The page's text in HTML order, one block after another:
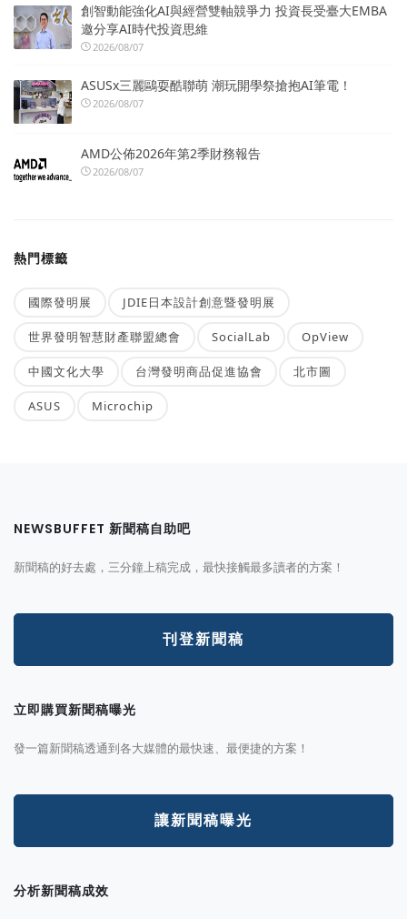
創智動能強化AI與經營雙軸競爭力 投資長受臺大EMBA
邀分享AI時代投資思維
2026/08/07
ASUSx三麗鷗耍酷聯萌 潮玩開學祭搶抱AI筆電！
2026/08/07
AMD公佈2026年第2季財務報告
2026/08/07
熱門標籤
國際發明展 JDIE日本設計創意暨發明展
世界發明智慧財產聯盟總會 SocialLab OpView
中國文化大學 台灣發明商品促進協會 北市圖
ASUS Microchip
NEWSBUFFET 新聞稿自助吧
新聞稿的好去處，三分鐘上稿完成，最快接觸最多讀者的方案！
刊登新聞稿
立即購買新聞稿曝光
發一篇新聞稿透通到各大媒體的最快速、最便捷的方案！
讓新聞稿曝光
分析新聞稿成效